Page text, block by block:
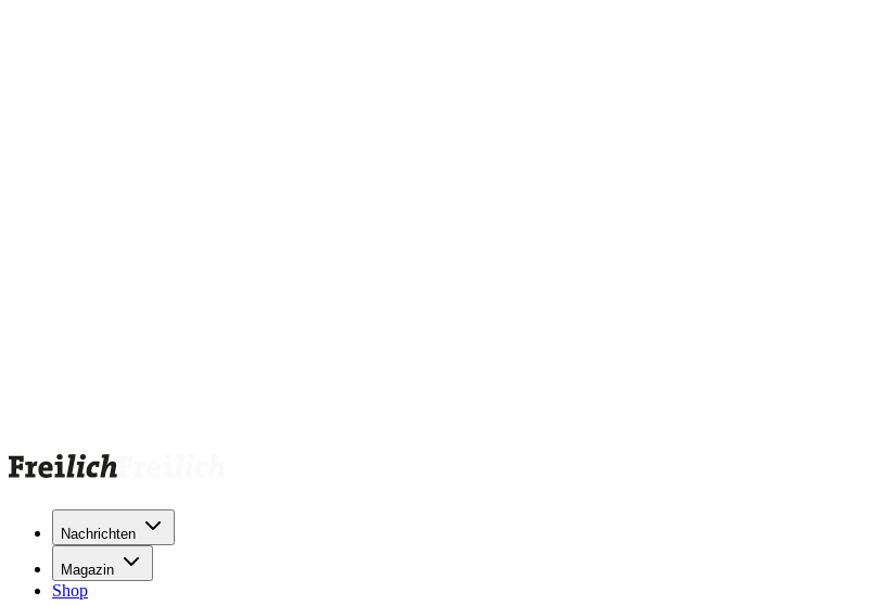
Nachrichten
Magazin
Shop